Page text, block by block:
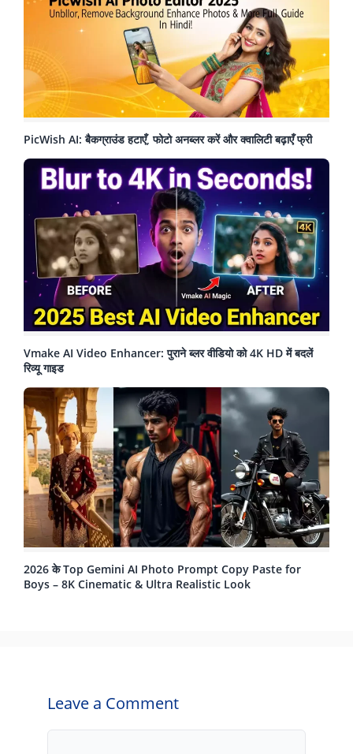
PicWish AI: बैकग्राउंड हटाएँ, फोटो अनब्लर करें और क्वालिटी बढ़ाएँ फ्री
Vmake AI Video Enhancer: पुराने ब्लर वीडियो को 4K HD में बदलें
रिव्यू गाइड
2026 के Top Gemini AI Photo Prompt Copy Paste for
Boys – 8K Cinematic & Ultra Realistic Look
Leave a Comment